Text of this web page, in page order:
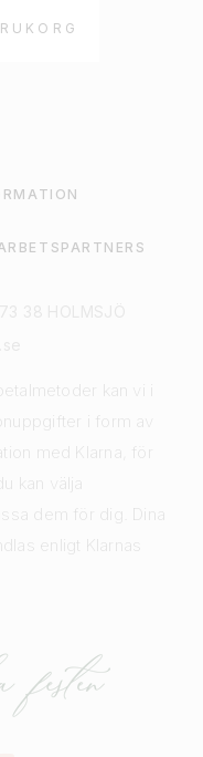
kan vi i
i form av
med Klarna, för
kan välja
dem för dig. Dina
enligt Klarnas